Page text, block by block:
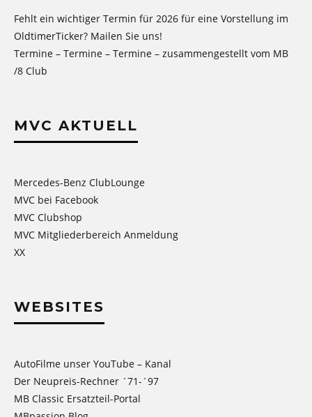
Fehlt ein wichtiger Termin für 2026 für eine Vorstellung im
OldtimerTicker? Mailen Sie uns!
Termine – Termine – Termine – zusammengestellt vom MB
/8 Club
MVC AKTUELL
Mercedes-Benz ClubLounge
MVC bei Facebook
MVC Clubshop
MVC Mitgliederbereich Anmeldung
XX
WEBSITES
AutoFilme unser YouTube – Kanal
Der Neupreis-Rechner ´71-´97
MB Classic Ersatzteil-Portal